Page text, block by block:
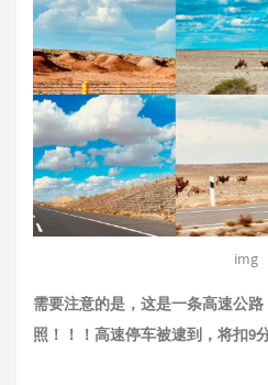
img
需要注意的是，这是一条高速公
照！！！高速停车被逮到，将扣9